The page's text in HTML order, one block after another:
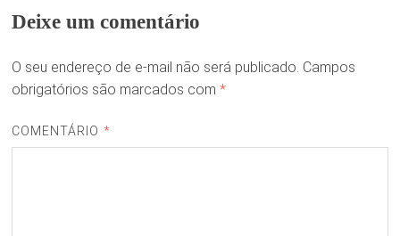
Deixe um comentário
O seu endereço de e-mail não será publicado. Campos
obrigatórios são marcados com *
COMENTÁRIO *